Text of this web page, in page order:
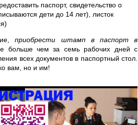
паспорт, свидетельство о
дети до 14 лет), листок
приобрести штамп в паспорт в
больше чем за семь рабочих дней с
всех документов в паспортный стол.
вам, но и им!